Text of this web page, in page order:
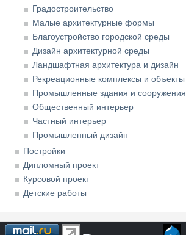
Градостроительство
Малые архитектурные формы
Благоустройство городской среды
Дизайн архитектурной среды
Ландшафтная архитектура и дизайн
Рекреационные комплексы и объекты
Промышленные здания и сооружения
Общественный интерьер
Частный интерьер
Промышленный дизайн
Постройки
Дипломный проект
Курсовой проект
Детские работы